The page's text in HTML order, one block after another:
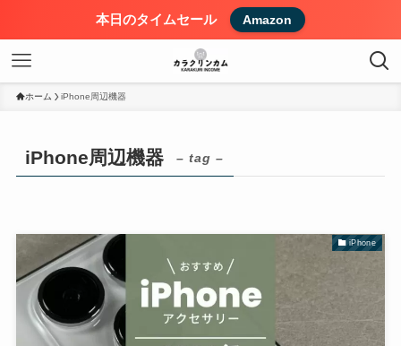
本日のタイムセール Amazon
ホーム iPhone周辺機器
iPhone周辺機器 – tag –
iPhone